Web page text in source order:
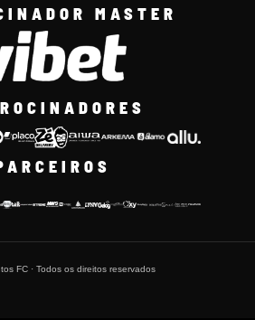
MASTER
FC · Todos os direitos reservados